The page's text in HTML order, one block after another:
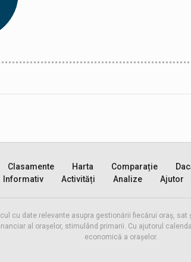
Clasamente Harta Comparație
Informativ
Activități Analize Ajutor
cu date relevante asupra gestionării fiecărui oraș,
al orașelor, stimulând primarii. Cu ajutorul
economică a orașelor.